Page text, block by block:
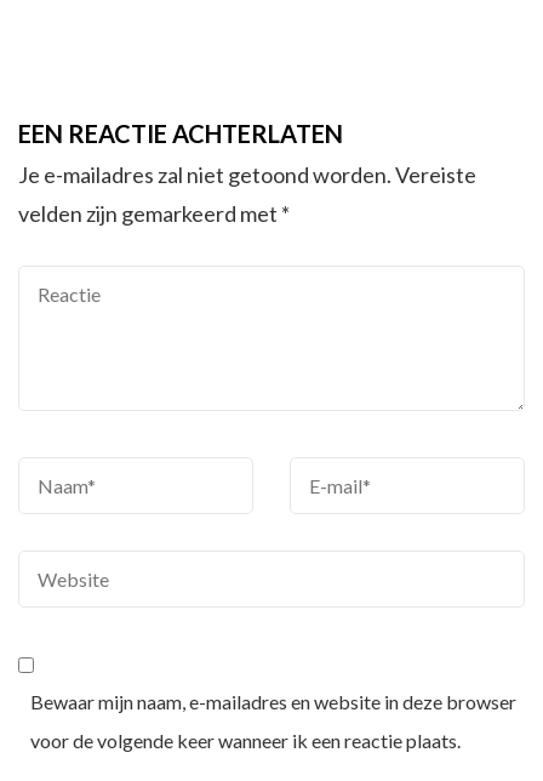
EEN REACTIE ACHTERLATEN
Je e-mailadres zal niet getoond worden.Vereiste
velden zijn gemarkeerd met *
Bewaar mijn naam, e-mailadres en website in deze browser
voor de volgende keer wanneer ik een reactie plaats.